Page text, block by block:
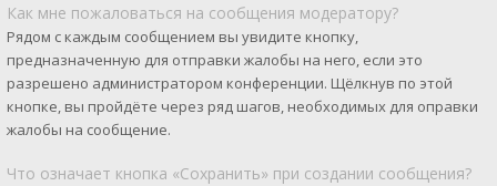
Как мне пожаловаться на сообщения модератору?
Рядом с каждым сообщением вы увидите кнопку,
предназначенную для отправки жалобы на него, если это
разрешено администратором конференции. Щёлкнув по этой
кнопке, вы пройдёте через ряд шагов, необходимых для оправки
жалобы на сообщение.
Что означает кнопка «Сохранить» при создании сообщения?